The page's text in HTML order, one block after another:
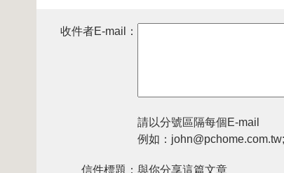
收件者E-mail：
請以分號區隔每個E-mail
例如：
信件標題： 與你分享這篇文章